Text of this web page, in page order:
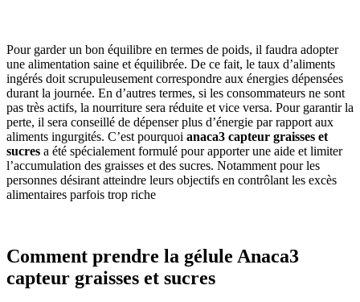
Pour garder un bon équilibre en termes de poids, il faudra adopter
une alimentation saine et équilibrée. De ce fait, le taux d’aliments
ingérés doit scrupuleusement correspondre aux énergies dépensées
durant la journée. En d’autres termes, si les consommateurs ne sont
pas très actifs, la nourriture sera réduite et vice versa. Pour garantir la
perte, il sera conseillé de dépenser plus d’énergie par rapport aux
aliments ingurgités. C’est pourquoi anaca3 capteur graisses et
sucres a été spécialement formulé pour apporter une aide et limiter
l’accumulation des graisses et des sucres. Notamment pour les
personnes désirant atteindre leurs objectifs en contrôlant les excès
alimentaires parfois trop riche
Comment prendre la gélule Anaca3
capteur graisses et sucres